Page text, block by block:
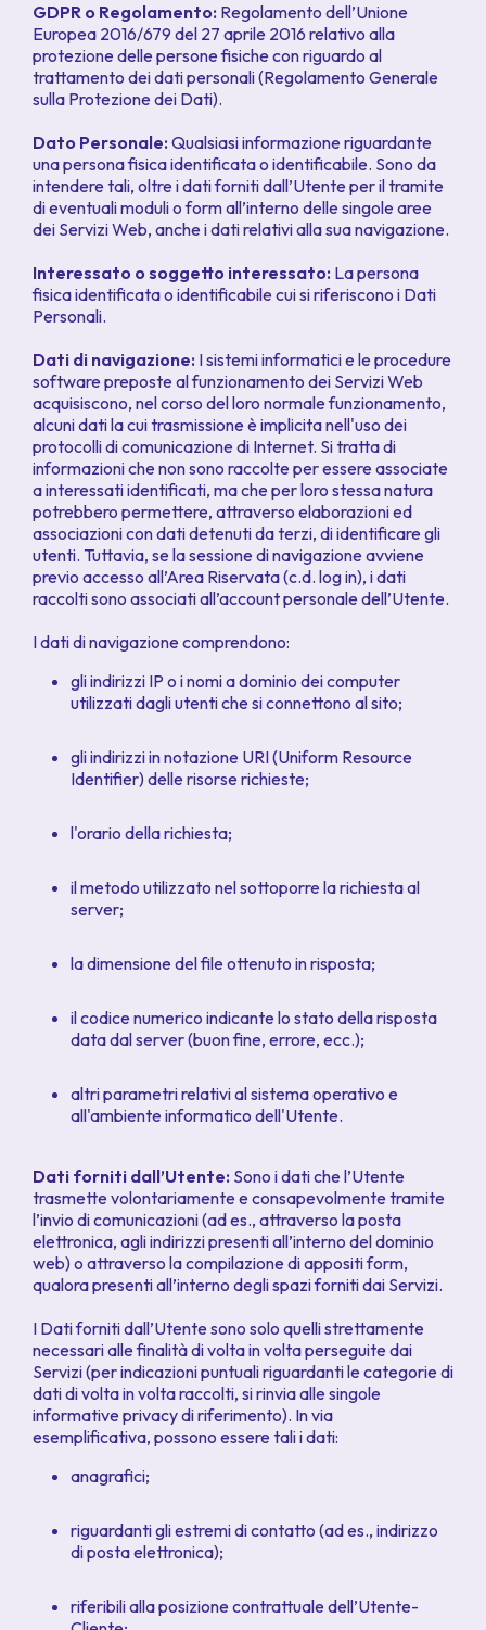
GDPR o Regolamento: Regolamento dell’Unione
Europea 2016/679 del 27 aprile 2016 relativo alla
protezione delle persone fisiche con riguardo al
trattamento dei dati personali (Regolamento Generale
sulla Protezione dei Dati).
Dato Personale: Qualsiasi informazione riguardante
una persona fisica identificata o identificabile. Sono da
intendere tali, oltre i dati forniti dall’Utente per il tramite
di eventuali moduli o form all’interno delle singole aree
dei Servizi Web, anche i dati relativi alla sua navigazione.
Interessato o soggetto interessato: La persona
fisica identificata o identificabile cui si riferiscono i Dati
Personali.
Dati di navigazione: I sistemi informatici e le procedure
software preposte al funzionamento dei Servizi Web
acquisiscono, nel corso del loro normale funzionamento,
alcuni dati la cui trasmissione è implicita nell'uso dei
protocolli di comunicazione di Internet. Si tratta di
informazioni che non sono raccolte per essere associate
a interessati identificati, ma che per loro stessa natura
potrebbero permettere, attraverso elaborazioni ed
associazioni con dati detenuti da terzi, di identificare gli
utenti. Tuttavia, se la sessione di navigazione avviene
previo accesso all’Area Riservata (c.d. log in), i dati
raccolti sono associati all’account personale dell’Utente.
I dati di navigazione comprendono:
gli indirizzi IP o i nomi a dominio dei computer
utilizzati dagli utenti che si connettono al sito;
gli indirizzi in notazione URI (Uniform Resource
Identifier) delle risorse richieste;
l'orario della richiesta;
il metodo utilizzato nel sottoporre la richiesta al
server;
la dimensione del file ottenuto in risposta;
il codice numerico indicante lo stato della risposta
data dal server (buon fine, errore, ecc.);
altri parametri relativi al sistema operativo e
all'ambiente informatico dell'Utente.
Dati forniti dall’Utente: Sono i dati che l’Utente
trasmette volontariamente e consapevolmente tramite
l’invio di comunicazioni (ad es., attraverso la posta
elettronica, agli indirizzi presenti all’interno del dominio
web) o attraverso la compilazione di appositi form,
qualora presenti all’interno degli spazi forniti dai Servizi.
I Dati forniti dall’Utente sono solo quelli strettamente
necessari alle finalità di volta in volta perseguite dai
Servizi (per indicazioni puntuali riguardanti le categorie di
dati di volta in volta raccolti, si rinvia alle singole
informative privacy di riferimento). In via
esemplificativa, possono essere tali i dati:
anagrafici;
riguardanti gli estremi di contatto (ad es., indirizzo
di posta elettronica);
riferibili alla posizione contrattuale dell’Utente-